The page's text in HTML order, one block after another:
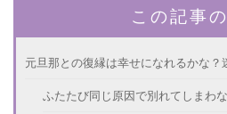
この記事
元旦那との復縁は幸せになれるかな？
ふたたび同じ原因で別れてしまわ